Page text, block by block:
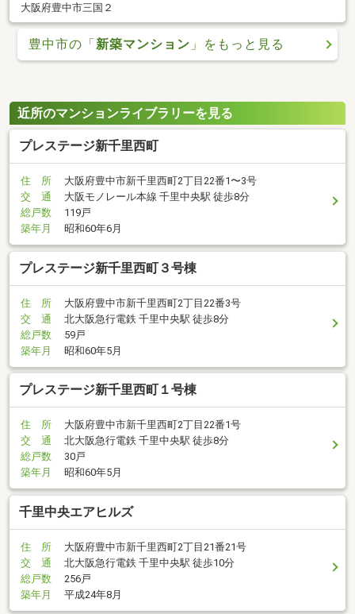
大阪府豊中市三国２
豊中市の「 新築マンション 」をもっと見る
近所のマンションライブラリーを見る
プレステージ新千里西町
住 所
大阪府豊中市新千里西町2丁目22番1〜3号
交 通
大阪モノレール本線 千里中央駅 徒歩8分
総戸数
119戸
築年月
昭和60年6月
プレステージ新千里西町３号棟
住 所
大阪府豊中市新千里西町2丁目22番3号
交 通
北大阪急行電鉄 千里中央駅 徒歩8分
総戸数
59戸
築年月
昭和60年5月
プレステージ新千里西町１号棟
住 所
大阪府豊中市新千里西町2丁目22番1号
交 通
北大阪急行電鉄 千里中央駅 徒歩8分
総戸数
30戸
築年月
昭和60年5月
千里中央エアヒルズ
住 所
大阪府豊中市新千里西町2丁目21番21号
交 通
北大阪急行電鉄 千里中央駅 徒歩10分
総戸数
256戸
築年月
平成24年8月